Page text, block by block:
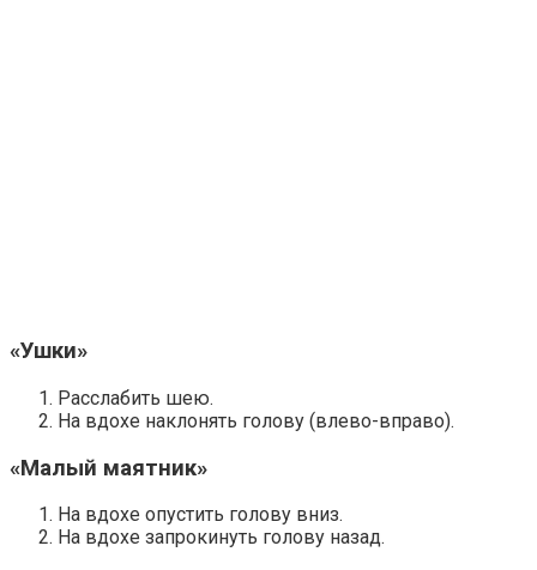
«Ушки»
Расслабить шею.
На вдохе наклонять голову (влево-вправо).
«Малый маятник»
На вдохе опустить голову вниз.
На вдохе запрокинуть голову назад.